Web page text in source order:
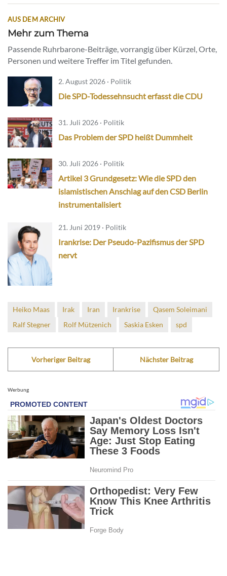
AUS DEM ARCHIV
Mehr zum Thema
Passende Ruhrbarone-Beiträge, vorrangig über Kürzel, Orte,
Personen und weitere Treffer im Titel gefunden.
2. August 2026 · Politik
Die SPD-Todessehnsucht erfasst die CDU
31. Juli 2026 · Politik
Das Problem der SPD heißt Dummheit
30. Juli 2026 · Politik
Artikel 3 Grundgesetz: Wie die SPD den
islamistischen Anschlag auf den CSD Berlin
instrumentalisiert
21. Juni 2019 · Politik
Irankrise: Der Pseudo-Pazifismus der SPD
nervt
Heiko Maas Irak Iran Irankrise
Qasem Soleimani
Ralf Stegner
Rolf Mützenich Saskia Esken spd
Vorheriger Beitrag Nächster Beitrag
Werbung